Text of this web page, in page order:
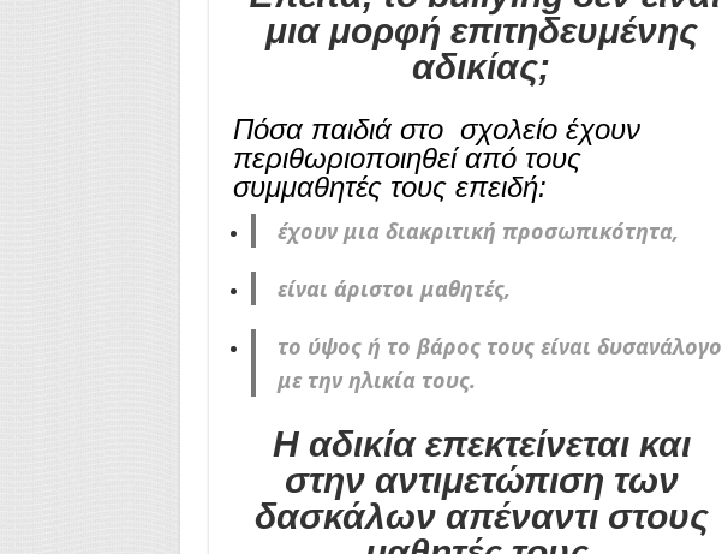
μια μορφή επιτηδευμένης
αδικίας;
Πόσα παιδιά στο σχολείο έχουν
περιθωριοποιηθεί από τους
συμμαθητές τους επειδή:
έχουν μια διακριτική προσωπικότητα,
είναι άριστοι μαθητές,
το ύψος ή το βάρος τους είναι δυσανάλογο
με την ηλικία τους.
Η αδικία επεκτείνεται και
στην αντιμετώπιση των
δασκάλων απέναντι στους